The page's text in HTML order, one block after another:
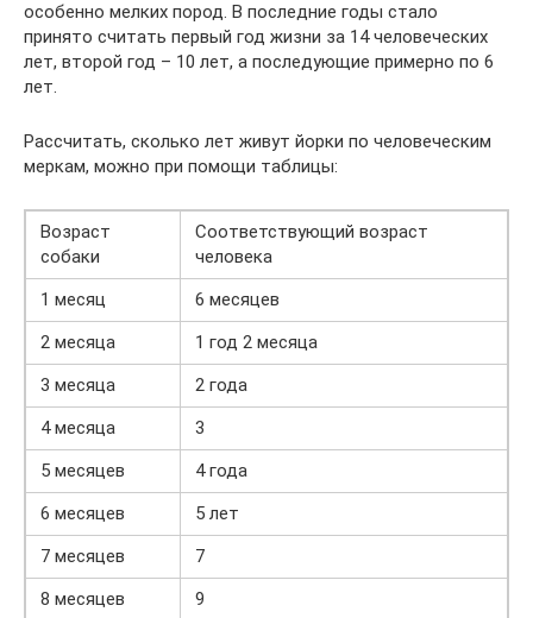
особенно мелких пород. В последние годы стало
принято считать первый год жизни за 14 человеческих
лет, второй год – 10 лет, а последующие примерно по 6
лет.
Рассчитать, сколько лет живут йорки по человеческим
меркам, можно при помощи таблицы:
Возраст
собаки
Соответствующий возраст
человека
1 месяц
6 месяцев
2 месяца
1 год 2 месяца
3 месяца
2 года
4 месяца
3
5 месяцев
4 года
6 месяцев
5 лет
7 месяцев
7
8 месяцев
9